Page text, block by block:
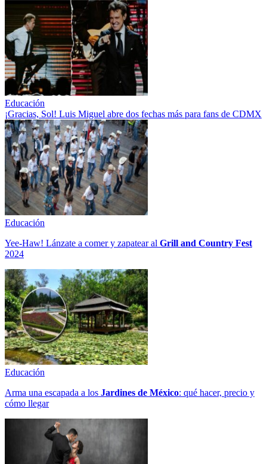
Educación
¡Gracias, Sol! Luis Miguel abre dos fechas más para fans de CDMX
Educación
Yee-Haw! Lánzate a comer y zapatear al Grill and Country Fest
2024
Educación
Arma una escapada a los Jardines de México: qué hacer, precio y
cómo llegar